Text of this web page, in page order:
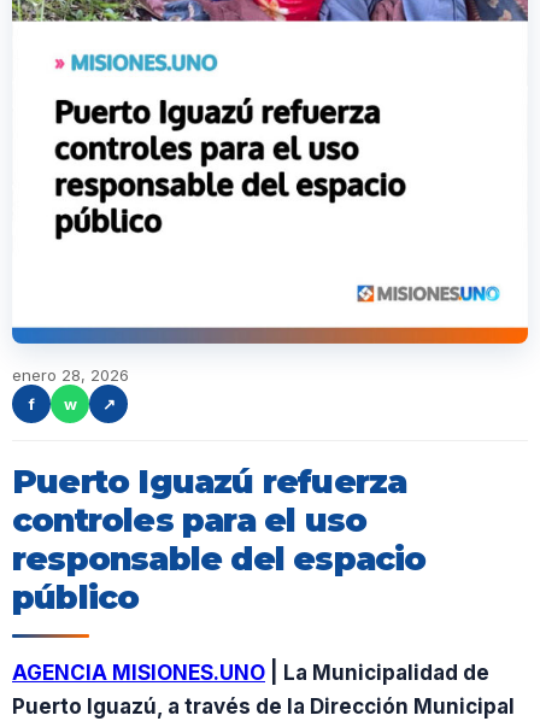
enero 28, 2026
f
w ↗
Puerto Iguazú refuerza
controles para el uso
responsable del espacio
público
AGENCIA MISIONES.UNO | La Municipalidad de
Puerto Iguazú, a través de la Dirección Municipal